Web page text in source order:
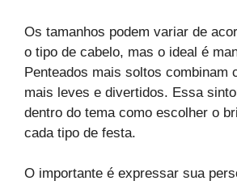
Os tamanhos podem variar de
o tipo de cabelo, mas o ideal é
Penteados mais soltos combinam
mais leves e divertidos. Essa
dentro do tema como escolher o
cada tipo de festa.
O importante é expressar sua